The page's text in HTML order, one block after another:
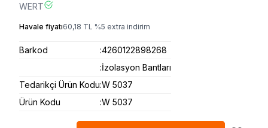
WERT
Havale fiyatı60,18 TL %5 extra indirim
Barkod :4260122898268
:İzolasyon Bantları
Tedarikçi Ürün Kodu:W 5037
Ürün Kodu
:W 5037